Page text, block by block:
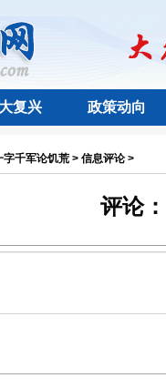
复兴 政策动向
字千军论饥荒 > 信息评论 >
评论：